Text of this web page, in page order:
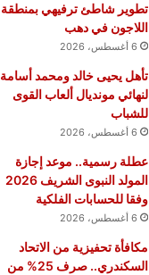
تطوير شاطئ ترفيهي بمنطقة
اللاجون في دهب
6 أغسطس، 2026
تأهل يحيى خالد ومحمد أسامة
لنهائي مونديال ألعاب القوى
للشباب
6 أغسطس، 2026
عطلة رسمية.. موعد إجازة
المولد النبوى الشريف 2026
وفقا للحسابات الفلكية
6 أغسطس، 2026
مكافأة تحفيزية من الاتحاد
السكندري.. صرف 25% من